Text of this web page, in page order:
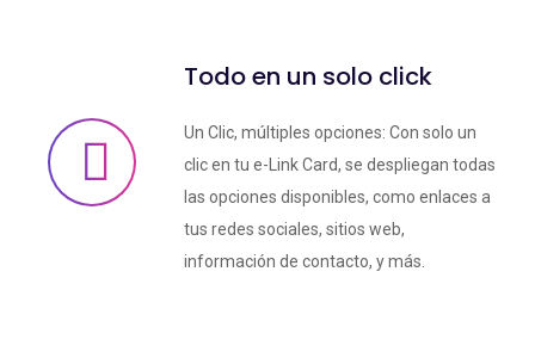
Todo en un solo click
Un Clic, múltiples opciones: Con solo un
clic en tu e-Link Card, se despliegan todas
las opciones disponibles, como enlaces a
tus redes sociales, sitios web,
información de contacto, y más.